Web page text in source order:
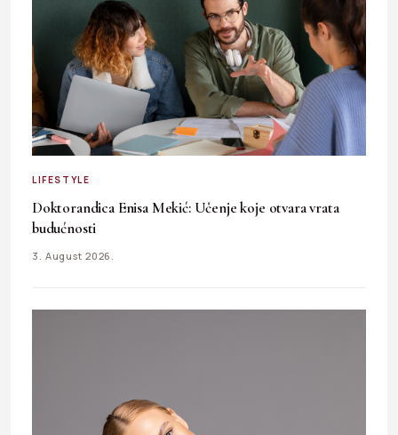
LIFESTYLE
Doktorandica Enisa Mekić: Učenje koje otvara vrata
budućnosti
3. August 2026.